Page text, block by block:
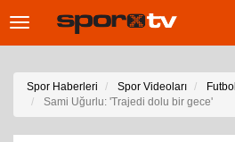
Toggle
Spor Haberleri Spor Videoları Futbol
Sami Uğurlu: 'Trajedi dolu bir gece'